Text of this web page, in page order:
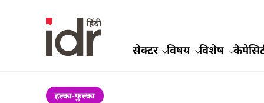
सेक्टर विषय विशेष
हल्का-फुल्का